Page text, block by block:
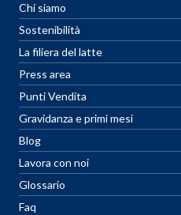
Chi siamo
Sostenibilità
La filiera del latte
Press area
Punti Vendita
Gravidanza e primi mesi
Blog
Lavora con noi
Glossario
Faq